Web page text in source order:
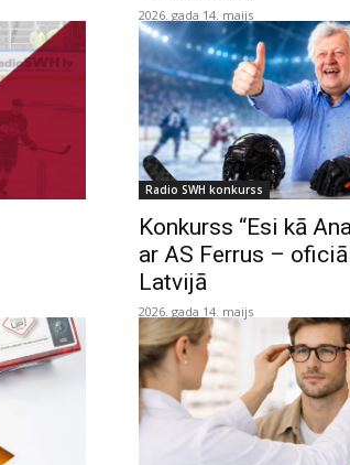
2026. gada 14. maijs
Radio SWH konkurss
Konkurss “Esi kā
ar AS Ferrus –
Latvijā
2026. gada 14. maijs